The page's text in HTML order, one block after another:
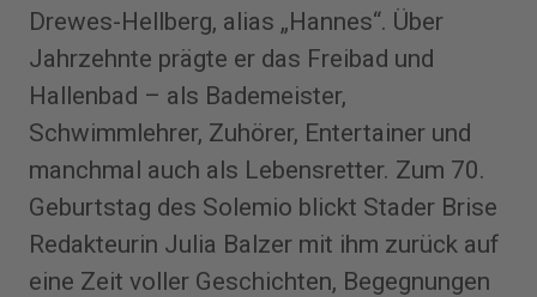
Drewes-Hellberg, alias „Hannes“. Über
Jahrzehnte prägte er das Freibad und
Hallenbad – als Bademeister,
Schwimmlehrer, Zuhörer, Entertainer und
manchmal auch als Lebensretter. Zum 70.
Geburtstag des Solemio blickt Stader Brise
Redakteurin Julia Balzer mit ihm zurück auf
eine Zeit voller Geschichten, Begegnungen